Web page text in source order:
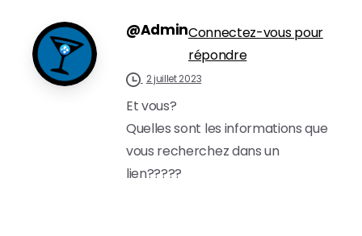
@AdminConnectez-vous pour
répondre
2 juillet 2023
Et vous?
Quelles sont les informations que
vous recherchez dans un
lien?????